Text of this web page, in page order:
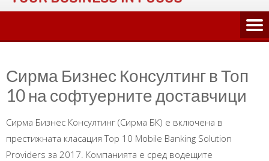
Сирма Бизнес Консултинг в Топ
10 на софтуерните доставчици
Сирма Бизнес Консултинг (Сирма БК) е включена в
престижната класация Top 10 Mobile Banking Solution
Providers за 2017. Компанията е сред водещите